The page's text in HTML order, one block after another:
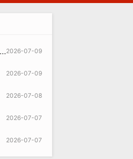
2026-07-09
2026-07-09
2026-07-08
2026-07-07
2026-07-07